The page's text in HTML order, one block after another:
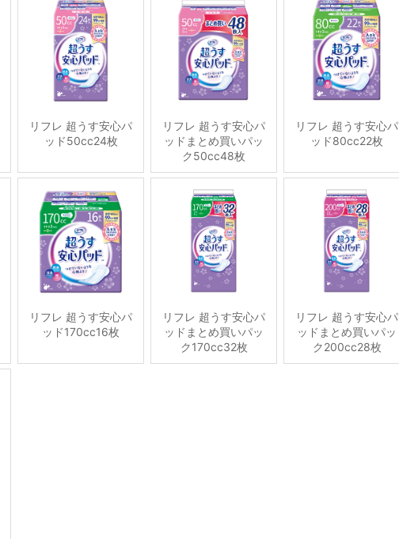
リフレ 超うす安心パ
ッド50cc24枚
リフレ 超うす安心パ
ッドまとめ買いパッ
ク50cc48枚
リフレ 超うす安心パ
ッド80cc22枚
リフレ 超うす安心パ
ッド170cc16枚
リフレ 超うす安心パ
ッドまとめ買いパッ
ク170cc32枚
リフレ 超うす安心パ
ッドまとめ買いパッ
ク200cc28枚